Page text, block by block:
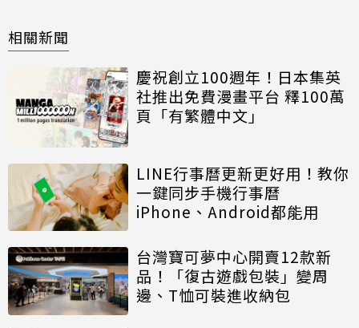
相關新聞
慶祝創立100週年！日本集英
社推出免費漫畫平台 釋100萬
頁「有繁體中文」
LINE行事曆更新更好用！教你
一鍵同步手機行事曆
iPhone、Android都能用
台灣寶可夢中心開賣12款新
品！「復古遊戲包裝」變周
邊、T恤可裝進收納包